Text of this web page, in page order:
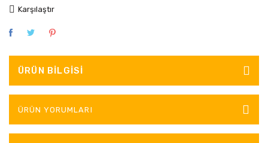
Karşılaştır
ÜRÜN BILGISI
ÜRÜN YORUMLARI